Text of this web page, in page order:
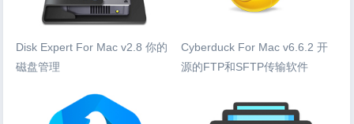
Disk Expert For Mac v2.8 你的
磁盘管理
Cyberduck For Mac v6.6.2 开
源的FTP和SFTP传输软件